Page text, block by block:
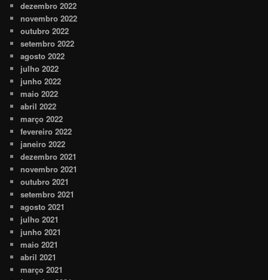
dezembro 2022
novembro 2022
outubro 2022
setembro 2022
agosto 2022
julho 2022
junho 2022
maio 2022
abril 2022
março 2022
fevereiro 2022
janeiro 2022
dezembro 2021
novembro 2021
outubro 2021
setembro 2021
agosto 2021
julho 2021
junho 2021
maio 2021
abril 2021
março 2021